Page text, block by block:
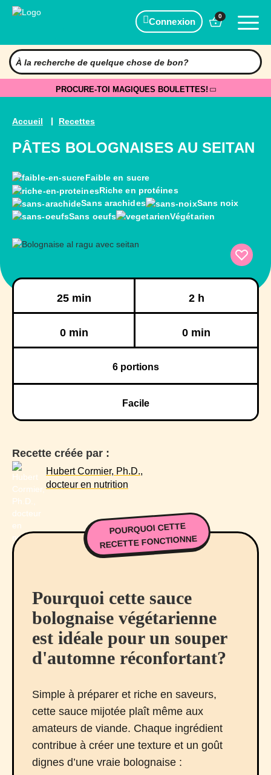
Connexion
0
PROCURE-TOI MAGIQUES BOULETTES!
Accueil Recettes
PÂTES BOLOGNAISES AU SEITAN
Faible en sucre
Riche en protéines
Sans arachides
Sans noix
Sans oeufs
Végétarien
25 min 2 h
0 min 0 min
6portions
Facile
Recette créée par :
Hubert Cormier, Ph.D.,
docteur en nutrition
POURQUOI CETTE
RECETTE FONCTIONNE
Pourquoi cette sauce
bolognaise végétarienne
est idéale pour un souper
d'automne réconfortant?
Simple à préparer et riche en saveurs,
cette sauce mijotée plaît même aux
amateurs de viande. Chaque ingrédient
contribue à créer une texture et un goût
dignes d’une vraie bolognaise :